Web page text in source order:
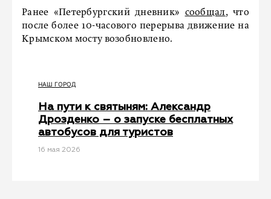
Ранее «Петербургский дневник» сообщал, что
после более 10-часового перерыва движение на
Крымском мосту возобновлено.
НАШ ГОРОД
На пути к святыням: Александр
Дрозденко – о запуске бесплатных
автобусов для туристов
16 мая 2026